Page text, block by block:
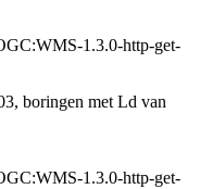
1.3.0-http-get-
boringen met Ld van
1.3.0-http-get-